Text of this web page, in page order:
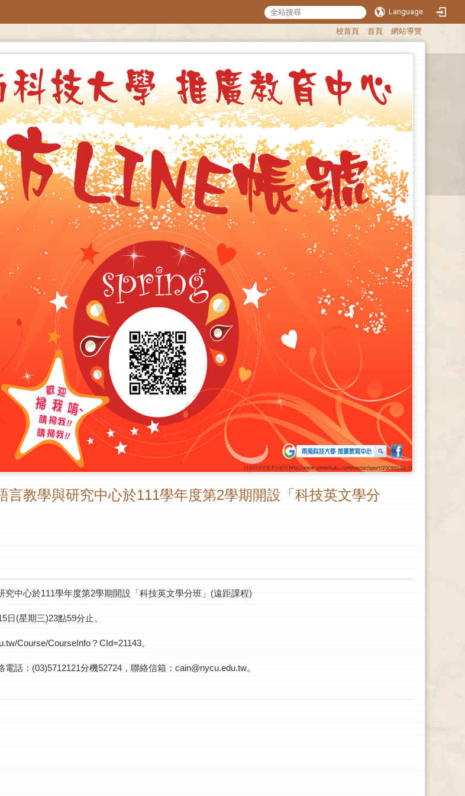
Language
校首頁 首頁 網站導覽
言教學與研究中心於111學年度第2學期開設「科技英文學分
究中心於111學年度第2學期開設「科技英文學分班」(遠距課程)
日(星期三)23點59分止。
Course/CourseInfo？CId=21143。
話：(03)5712121分機52724，聯絡信箱：cain@nycu.edu.tw。